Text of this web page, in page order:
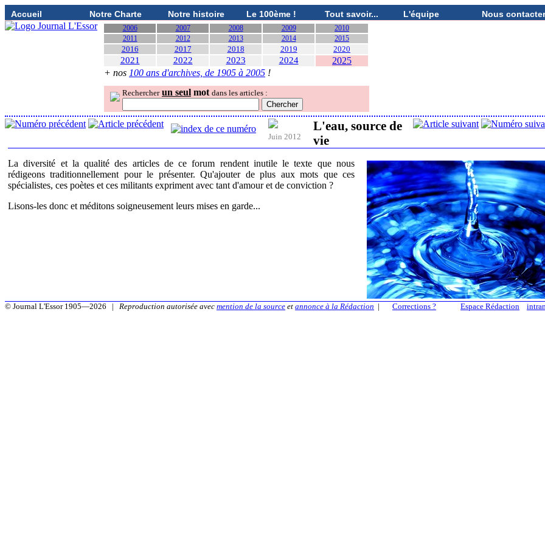
Accueil Notre Charte Notre histoire Le 100ème ! Tout savoir... L'équipe Nous contacter
2006 2007 2008 2009
2010
2011
2012 2013 2014 2015
2016 2017 2018 2019 2020
2021 2022 2023 2024
2025
+ nos 100 ans d'archives, de 1905 à 2005 !
Rechercher un seul mot dans les articles :
Juin 2012
L'eau, source de
vie
La diversité et la qualité des articles de ce forum rendent inutile le texte que nous
rédigeons traditionnellement pour le présenter. Qu'ajouter de plus aux mots que ces
spécialistes, ces poètes et ces militants expriment avec tant d'amour et de conviction ?
Lisons-les donc et méditons soigneusement leurs mises en garde...
Espace Rédaction
© Journal L'Essor 1905—2026 | Reproduction autorisée avec mention de la source et annonce à la Rédaction | Corrections ?